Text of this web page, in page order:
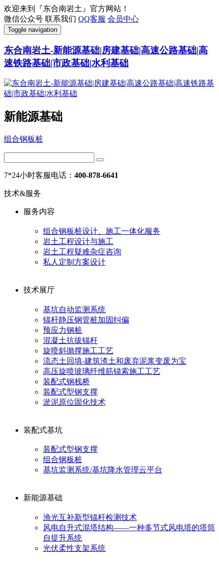
欢迎来到『东合南岩土』官方网站！
微信公众号 联系我们 QQ客服 会员中心
Toggle navigation
东合南岩土-新能源基础|房建基础|高速公路基础|高
速铁路基础|市政基础|水利基础
新能源基础
组合钢板桩
7*24小时客服电话： 400-878-6641
技术&服务
服务内容
组合钢板桩设计、施工一体化服务
岩土工程设计与施工
岩土工程疑难杂症咨询
私人定制方案设计
技术展厅
基坑自动监测系统
锚杆静压钢管桩加固纠偏
预应力钢桩
混凝土抗拔锚杆
旋喷斜抛撑施工工艺
流态土回填-建筑渣土和废弃泥浆变废为宝
高压旋喷玻璃纤维筋锚索施工工艺
装配式钢栈桥
装配式型钢支撑
淤泥原位固化技术
装配式基坑
装配式型钢支撑
组合钢板桩
基坑监测系统/基坑降水管理云平台
新能源基础
渔光互补新型锚杆检测技术
风电自升式混塔结构——一种多节式风电塔的塔筒
自提升系统
光伏柔性支架系统